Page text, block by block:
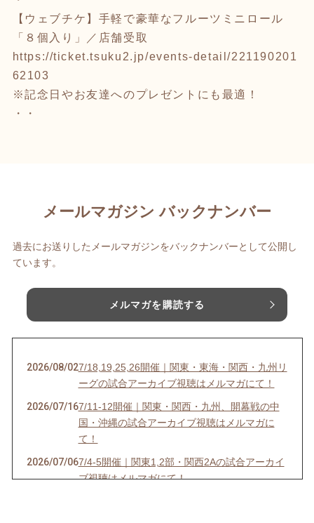
【ウェブチケ】手軽で豪華なフルーツミニロール
「８個入り」／店舗受取
https://ticket.tsuku2.jp/events-detail/221190201
62103
※記念日やお友達へのプレゼントにも最適！
・・
メールマガジン バックナンバー
過去にお送りしたメールマガジンをバックナンバーとして公開し
ています。
メルマガを購読する
2026/08/027/18,19,25,26開催｜関東・東海・関西・九州リ
ーグの試合アーカイブ視聴はメルマガにて！
2026/07/167/11-12開催｜関東・関西・九州、開幕戦の中
国・沖縄の試合アーカイブ視聴はメルマガに
て！
2026/07/067/4-5開催｜関東1,2部・関西2Aの試合アーカイ
ブ視聴はメルマガにて！